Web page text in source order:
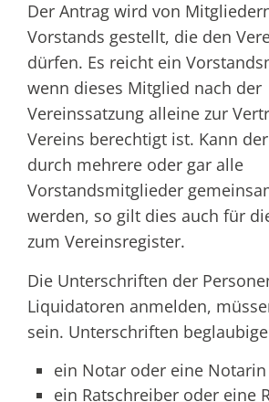
Der Antrag wird von
Vorstands gestellt, die den
dürfen. Es reicht ein
wenn dieses Mitglied nach der
Vereinssatzung alleine zur
Vereins berechtigt ist. Kann
durch mehrere oder gar alle
Vorstandsmitglieder
werden, so gilt dies auch für
zum Vereinsregister.
Die Unterschriften der
Liquidatoren anmelden,
sein. Unterschriften
ein Notar oder eine
ein Ratschreiber oder eine